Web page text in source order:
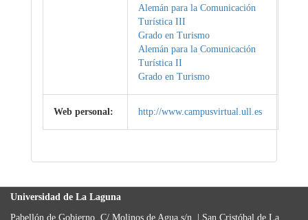
Alemán para la Comunicación
Turística III
Grado en Turismo
Alemán para la Comunicación
Turística II
Grado en Turismo
Web personal: http://www.campusvirtual.ull.es
Universidad de La Laguna
Pabellón de Gobierno, C/ Molinos de Agua s/n. | San Cristóbal de La